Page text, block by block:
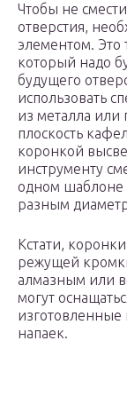
Чтобы не
отверстия,
элементом. Это
который надо
будущего
использовать
из металла или
плоскость
коронкой
инструменту
одном шаблоне
разным
Кстати,
режущей
алмазным или
могут
изготовленные
напаек.